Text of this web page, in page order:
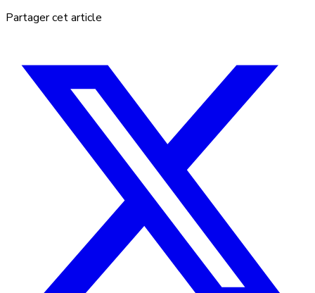
Partager cet article